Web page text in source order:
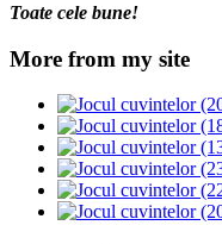
Toate cele bune!
More from my site